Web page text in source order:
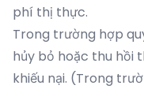
phí thị thực.
Trong trường hợp
hủy bỏ hoặc thu hồi
khiếu nại. (Trong